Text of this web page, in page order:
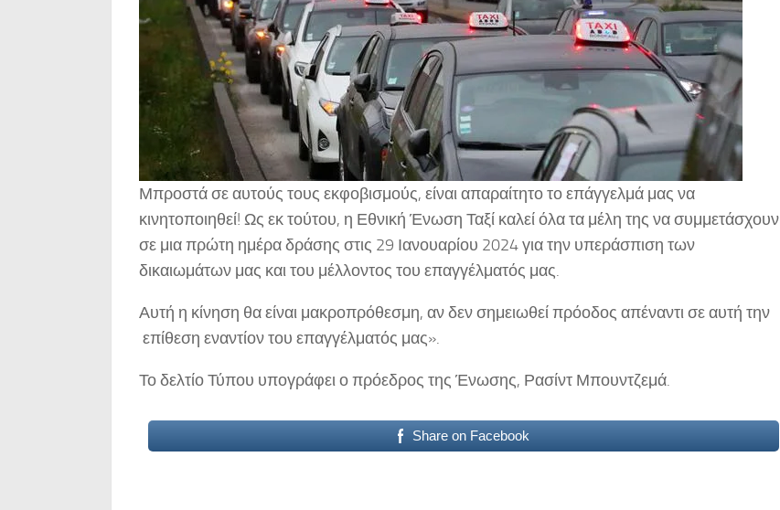
Μπροστά σε αυτούς τους εκφοβισμούς, είναι απαραίτητο το επάγγελμά μας να
κινητοποιηθεί! Ως εκ τούτου, η Εθνική Ένωση Ταξί καλεί όλα τα μέλη της να συμμετάσχουν
σε μια πρώτη ημέρα δράσης στις 29 Ιανουαρίου 2024 για την υπεράσπιση των
δικαιωμάτων μας και του μέλλοντος του επαγγέλματός μας.
Αυτή η κίνηση θα είναι μακροπρόθεσμη, αν δεν σημειωθεί πρόοδος απέναντι σε αυτή την
επίθεση εναντίον του επαγγέλματός μας».
Το δελτίο Τύπου υπογράφει ο πρόεδρος της Ένωσης, Ρασίντ Μπουντζεμά.
Share on Facebook